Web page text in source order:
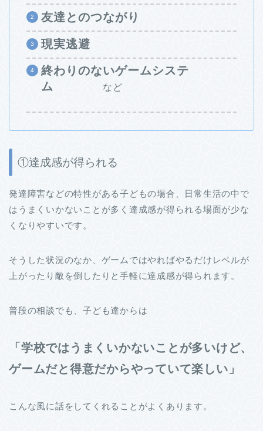
友達とのつながり
現実逃避
終わりのないゲームシステ
ム
など
①達成感が得られる
発達障害などの特性がある子どもの場合、日常生活の中で
はうまくいかないことが多く達成感が得られる場面が少な
くなりやすいです。
そうした状況のなか、ゲームではやればやるだけレベルが
上がったり敵を倒したりと手軽に達成感が得られます。
普段の相談でも、子ども達からは
「学校ではうまくいかないことが多いけど、
ゲームだと得意だからやっていて楽しい」
こんな風に話をしてくれることがよくあります。